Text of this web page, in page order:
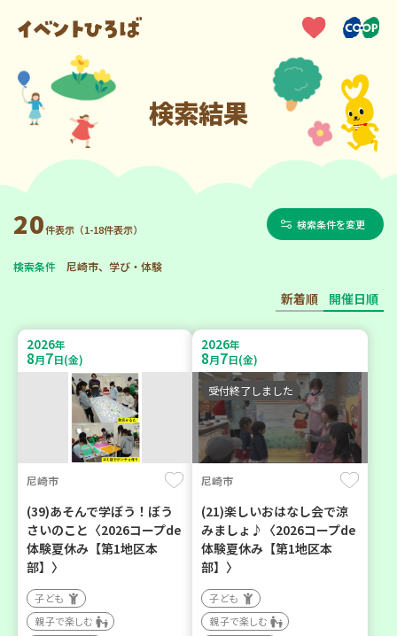
検索結果
20件表示（1-18件表示） 検索条件を変更
検索条件 尼崎市、学び・体験
新着順 開催日順
2026年
8月7日(金)
尼崎市
(39)あそんで学ぼう！ぼう
さいのこと〈2026コープde
体験夏休み【第1地区本
部】〉
子ども
親子で楽しむ
2026年
8月7日(金)
受付終了しました
尼崎市
(21)楽しいおはなし会で涼
みましょ♪〈2026コープde
体験夏休み【第1地区本
部】〉
子ども
親子で楽しむ